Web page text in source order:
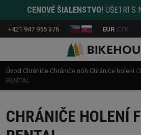
CENOVÉ ŠIALENSTVO! UŠETRI S
+421 947 955 376 EUR CZK
Úvod Chrániče Chrániče nôh Chrániče holení
RENTAL
CHRÁNIČE HOLENÍ